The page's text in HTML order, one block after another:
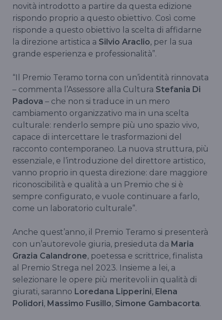
novità introdotto a partire da questa edizione
rispondo proprio a questo obiettivo. Così come
risponde a questo obiettivo la scelta di affidarne
la direzione artistica a Silvio Araclio, per la sua
grande esperienza e professionalità”.
“Il Premio Teramo torna con un’identità rinnovata
– commenta l’Assessore alla Cultura Stefania Di
Padova – che non si traduce in un mero
cambiamento organizzativo ma in una scelta
culturale: renderlo sempre più uno spazio vivo,
capace di intercettare le trasformazioni del
racconto contemporaneo. La nuova struttura, più
essenziale, e l’introduzione del direttore artistico,
vanno proprio in questa direzione: dare maggiore
riconoscibilità e qualità a un Premio che si è
sempre configurato, e vuole continuare a farlo,
come un laboratorio culturale”.
Anche quest’anno, il Premio Teramo si presenterà
con un’autorevole giuria, presieduta da Maria
Grazia Calandrone, poetessa e scrittrice, finalista
al Premio Strega nel 2023. Insieme a lei, a
selezionare le opere più meritevoli in qualità di
giurati, saranno Loredana Lipperini, Elena
Polidori, Massimo Fusillo, Simone Gambacorta.